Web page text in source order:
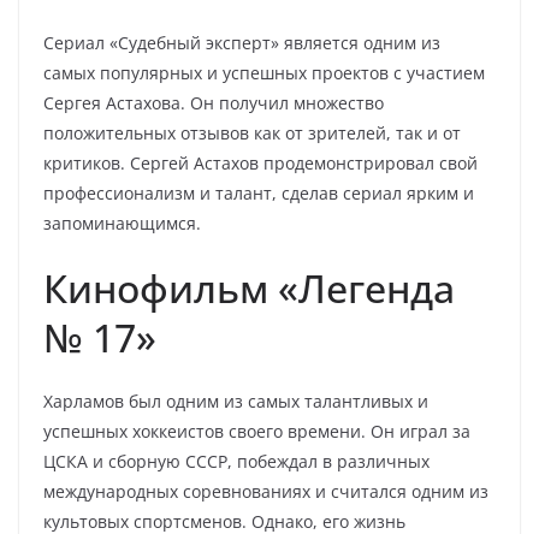
Сериал «Судебный эксперт» является одним из
самых популярных и успешных проектов с участием
Сергея Астахова. Он получил множество
положительных отзывов как от зрителей, так и от
критиков. Сергей Астахов продемонстрировал свой
профессионализм и талант, сделав сериал ярким и
запоминающимся.
Кинофильм «Легенда
№ 17»
Харламов был одним из самых талантливых и
успешных хоккеистов своего времени. Он играл за
ЦСКА и сборную СССР, побеждал в различных
международных соревнованиях и считался одним из
культовых спортсменов. Однако, его жизнь